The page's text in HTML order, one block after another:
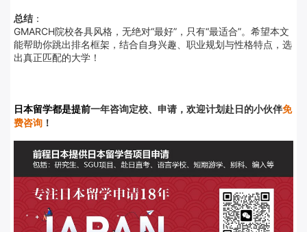
总结 ：
GMARCH院校各具风格，无绝对“最好”，只有“最适合”。希望本文
能帮助你跳出排名框架，结合自身兴趣、职业规划与性格特点，选
出真正匹配的大学！
日本留学都是提前一年咨询定校、申请，欢迎计划赴日的小伙伴免
费咨询 ！